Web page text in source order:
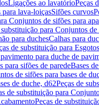
Ligações ao lavatórioPeças
para lava-loiçasSifões curvos
Conjuntos de sifões para
substituição para Conjuntos
para duchesCalhas para
de substituição para
para duche de
para sifões de paredeBases
de sifões para bases de
de duche, d62Peças de
de substituição para
Peças de